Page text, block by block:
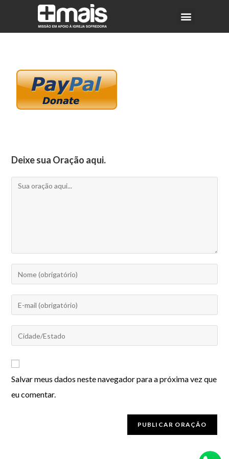
Deixe sua Oração aqui.
Salvar meus dados neste navegador para a próxima vez que
eu comentar.